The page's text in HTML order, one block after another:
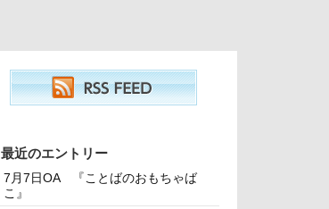
最近のエントリー
7月7日OA 『ことばのおもちゃば
こ』